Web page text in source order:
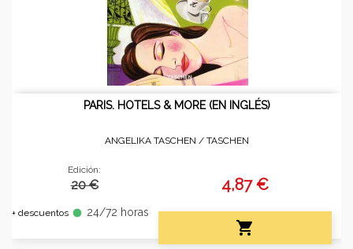
PARIS. HOTELS & MORE (EN INGLÉS)
ANGELIKA TASCHEN / TASCHEN
Edición:
20 €
+ descuentos fiber_manual_record 24/72 horas
4,87 €
